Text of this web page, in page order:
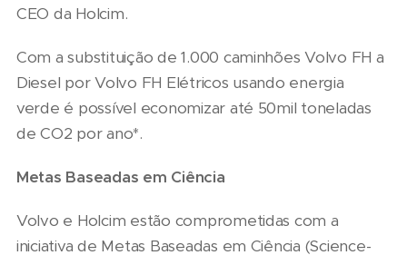
CEO da Holcim.
Com a substituição de 1.000 caminhões Volvo FH a
Diesel por Volvo FH Elétricos usando energia
verde é possível economizar até 50mil toneladas
de CO2 por ano*.
Metas Baseadas em Ciência
Volvo e Holcim estão comprometidas com a
iniciativa de Metas Baseadas em Ciência (Science-